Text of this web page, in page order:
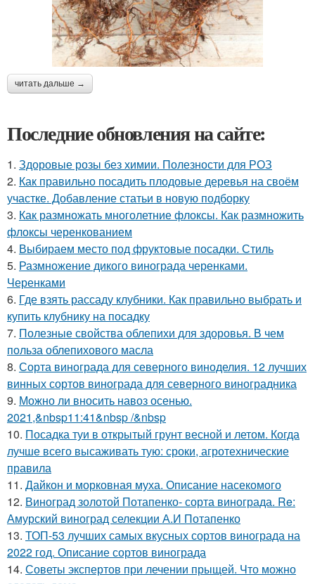
читать дальше →
Последние обновления на сайте:
1. Здоровые розы без химии. Полезности для РОЗ
2. Как правильно посадить плодовые деревья на своём
участке. Добавление статьи в новую подборку
3. Как размножать многолетние флоксы. Как размножить
флоксы черенкованием
4. Выбираем место под фруктовые посадки. Стиль
5. Размножение дикого винограда черенками.
Черенками
6. Где взять рассаду клубники. Как правильно выбрать и
купить клубнику на посадку
7. Полезные свойства облепихи для здоровья. В чем
польза облепихового масла
8. Сорта винограда для северного виноделия. 12 лучших
винных сортов винограда для северного виноградника
9. Можно ли вносить навоз осенью.
2021,&nbsp11:41&nbsp /&nbsp
10. Посадка туи в открытый грунт весной и летом. Когда
лучше всего высаживать тую: сроки, агротехнические
правила
11. Дайкон и морковная муха. Описание насекомого
12. Виноград золотой Потапенко- сорта винограда. Re:
Амурский виноград селекции А.И Потапенко
13. ТОП-53 лучших самых вкусных сортов винограда на
2022 год. Описание сортов винограда
14. Советы экспертов при лечении прыщей. Что можно